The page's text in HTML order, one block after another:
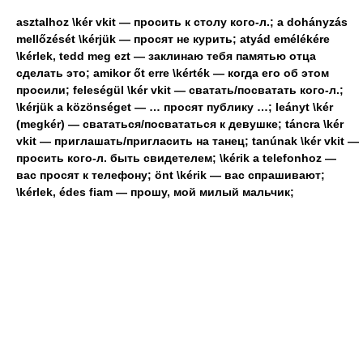
asztalhoz \kér vkit — просить к столу кого-л.; a dohányzás
mellőzését \kérjük — просят не курить; atyád emélékére
\kérlek, tedd meg ezt — заклинаю тебя памятью отца
сделать это; amikor őt erre \kérték — когда его об этом
просили; feleségül \kér vkit — сватать/посватать кого-л.;
\kérjük a közönséget — … просят публику …; leányt \kér
(megkér) — свататься/посвататься к девушке; táncra \kér
vkit — приглашать/пригласить на танец; tanúnak \kér vkit —
просить кого-л. быть свидетелем; \kérik a telefonhoz —
вас просят к телефону; önt \kérik — вас спрашивают;
\kérlek, édes fiam — прошу, мой милый мальчик;